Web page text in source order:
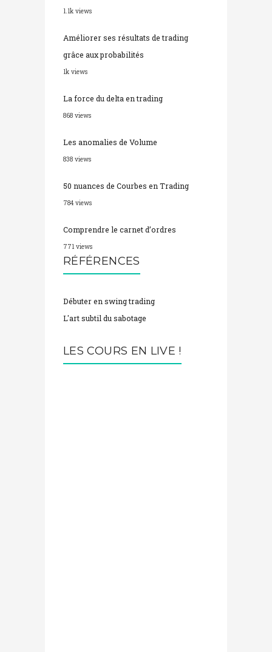
1.1k views
Améliorer ses résultats de trading
grâce aux probabilités
1k views
La force du delta en trading
868 views
Les anomalies de Volume
838 views
50 nuances de Courbes en Trading
784 views
Comprendre le carnet d’ordres
771 views
RÉFÉRENCES
Débuter en swing trading
L'art subtil du sabotage
LES COURS EN LIVE !